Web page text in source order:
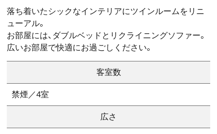
落ち着いたシックなインテリアにツインルームをリニ
ューアル。
お部屋には、ダブルベッドとリクライニングソファー。
広いお部屋で快適にお過ごしください。
客室数
禁煙／4室
広さ